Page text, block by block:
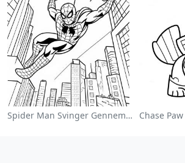
Spider Man Svinger Gennem Byen Farvelægningsside